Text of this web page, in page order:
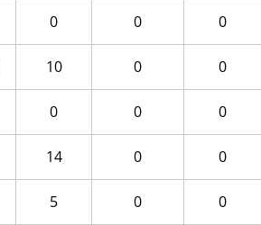
0 0 0
10 0 0
0 0 0
14 0 0
5 0 0